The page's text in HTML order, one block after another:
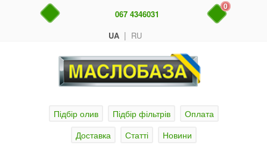
UA | RU
067 4346031
0
Підбір олив Підбір фільтрів
Оплата
Доставка
Статті
Новини